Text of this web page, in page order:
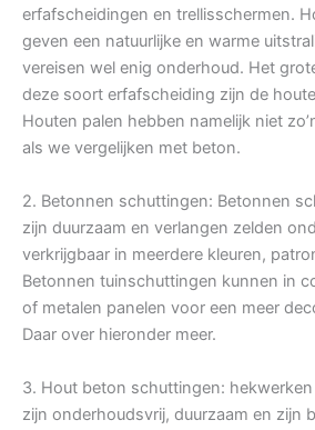
erfafscheidingen en trellisschermen.
geven een natuurlijke en warme
vereisen wel enig onderhoud. Het
deze soort erfafscheiding zijn de
Houten palen hebben namelijk niet
als we vergelijken met beton.
2. Betonnen schuttingen: Betonnen
zijn duurzaam en verlangen zelden
verkrijgbaar in meerdere kleuren,
Betonnen tuinschuttingen kunnen in
of metalen panelen voor een meer
Daar over hieronder meer.
3. Hout beton schuttingen:
zijn onderhoudsvrij, duurzaam en zijn